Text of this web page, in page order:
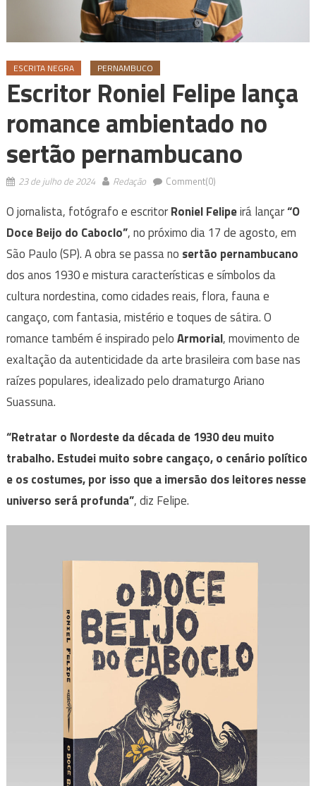
ESCRITA NEGRA PERNAMBUCO
Escritor Roniel Felipe lança
romance ambientado no
sertão pernambucano
23 de julho de 2024 Redação Comment(0)
O jornalista, fotógrafo e escritorRoniel Felipeirá lançar“O
Doce Beijo do Caboclo”, no próximo dia 17 de agosto, em
São Paulo (SP). A obra se passa no sertão pernambucano
dos anos 1930 e mistura características e símbolos da
cultura nordestina, como cidades reais, flora, fauna e
cangaço, com fantasia, mistério e toques de sátira. O
romance também é inspirado peloArmorial, movimento de
exaltação da autenticidade da arte brasileira com base nas
raízes populares, idealizado pelo dramaturgo Ariano
Suassuna.
“Retratar o Nordeste da década de 1930 deu muito
trabalho. Estudei muito sobre cangaço, o cenário político
e os costumes, por isso que a imersão dos leitores nesse
universo será profunda”, diz Felipe.